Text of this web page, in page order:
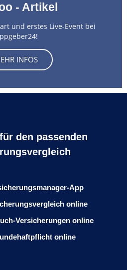
- Artikel
und erstes Live-Event bei
INFOS
den passenden
App
online
Versicherungen online
online